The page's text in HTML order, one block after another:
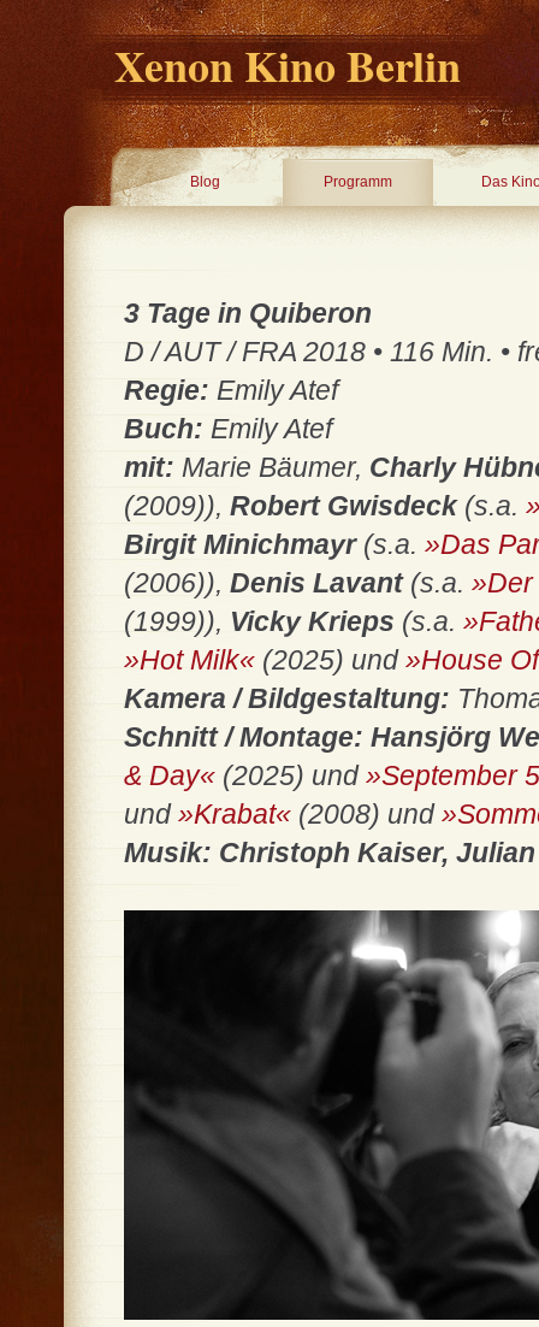
Xenon Kino Berlin
Blog Programm Das
3 Tage in Quiberon
D / AUT / FRA 2018 • 116 Min. •
Regie: Emily Atef
Buch: Emily Atef
mit: Marie Bäumer, Charly
(2009)), Robert Gwisdeck (s.a.
Birgit Minichmayr (s.a. »Das
(2006)), Denis Lavant (s.a. »Der
(1999)), Vicky Krieps (s.a.
»Hot Milk« (2025) und»House
Kamera / Bildgestaltung:
Schnitt / Montage: Hansjörg
& Day« (2025) und»September
und»Krabat« (2008) und
Musik: Christoph Kaiser,